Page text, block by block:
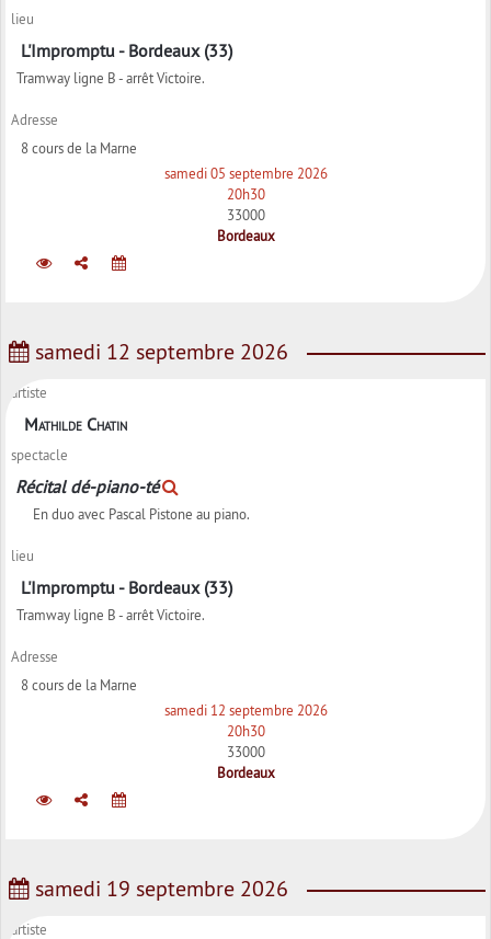
lieu
L'Impromptu - Bordeaux (33)
Tramway ligne B - arrêt Victoire.
Adresse
8 cours de la Marne
samedi 05 septembre 2026
20h30
33000
Bordeaux
samedi 12 septembre 2026
artiste
Mathilde Chatin
spectacle
Récital dé-piano-té
En duo avec Pascal Pistone au piano.
lieu
L'Impromptu - Bordeaux (33)
Tramway ligne B - arrêt Victoire.
Adresse
8 cours de la Marne
samedi 12 septembre 2026
20h30
33000
Bordeaux
samedi 19 septembre 2026
artiste